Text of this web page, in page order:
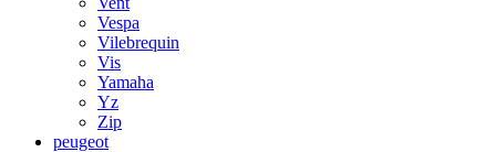
Vespa
Vilebrequin
Vis
Yamaha
Yz
Zip
peugeot